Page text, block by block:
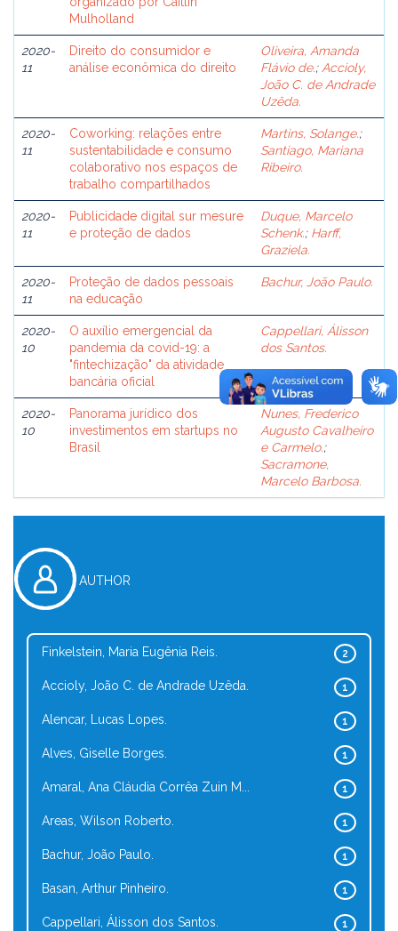
Mulholland
2020-
11
Direito do consumidor e
análise econômica do direito
Oliveira, Amanda
Flávio de.; Accioly,
João C. de Andrade
Uzêda.
2020-
11
Coworking: relações entre
sustentabilidade e consumo
colaborativo nos espaços de
trabalho compartilhados
Martins, Solange.;
Santiago, Mariana
Ribeiro.
2020-
11
Publicidade digital sur mesure
e proteção de dados
Duque, Marcelo
Schenk.; Harff,
Graziela.
2020-
11
Proteção de dados pessoais
na educação
Bachur, João Paulo.
2020-
10
O auxílio emergencial da
pandemia da covid-19: a
"fintechização" da atividade
bancária oficial
Cappellari, Álisson
dos Santos.
2020-
10
Panorama jurídico dos
investimentos em startups no
Brasil
Nunes, Frederico
Augusto Cavalheiro
e Carmelo.;
Sacramone,
Marcelo Barbosa.
AUTHOR
2
Finkelstein, Maria Eugênia Reis.
1
Accioly, João C. de Andrade Uzêda.
1
Alencar, Lucas Lopes.
1
Alves, Giselle Borges.
1
Amaral, Ana Cláudia Corrêa Zuin M...
1
Areas, Wilson Roberto.
1
Bachur, João Paulo.
1
Basan, Arthur Pinheiro.
1
Cappellari, Álisson dos Santos.